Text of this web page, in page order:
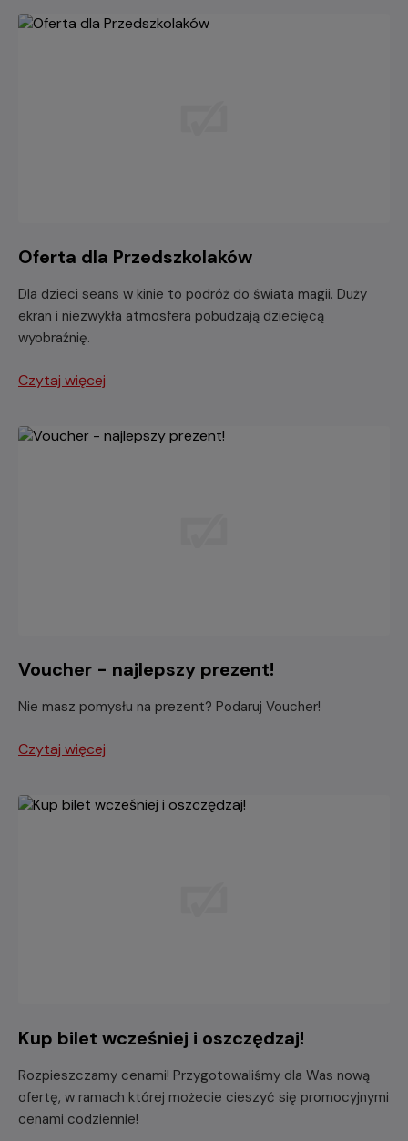
Oferta dla Przedszkolaków
Dla dzieci seans w kinie to podróż do świata magii. Duży
ekran i niezwykła atmosfera pobudzają dziecięcą
wyobraźnię.
Czytaj więcej
Voucher - najlepszy prezent!
Nie masz pomysłu na prezent? Podaruj Voucher!
Czytaj więcej
Kup bilet wcześniej i oszczędzaj!
Rozpieszczamy cenami! Przygotowaliśmy dla Was nową
ofertę, w ramach której możecie cieszyć się promocyjnymi
cenami codziennie!